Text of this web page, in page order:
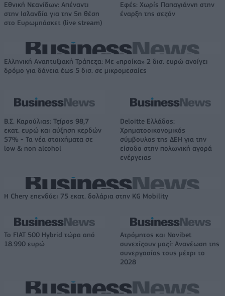
Εθνική Νεανίδων: Απέναντι
στην Ισλανδία για την 5η θέση
στο Ευρωμπάσκετ (live stream)
Εφές: Χωρίς Παπαγιάννη στην
έναρξη της σεζόν
Ελληνική Αναπτυξιακή Τράπεζα: Με «προίκα» 2 δισ. ευρώ ανοίγει
δρόμο για δάνεια έως 5 δισ. σε μικρομεσαίες
Β.Σ. Καρούλιας: Τζίρος 98,7
εκατ. ευρώ και αύξηση κερδών
57% - Τα νέα στοιχήματα σε
low & non alcohol
Deloitte Ελλάδος:
Χρηματοοικονομικός
σύμβουλος της ΔΕΗ για την
είσοδο στην πολωνική αγορά
ενέργειας
Η Chery επενδύει 75 εκατ. δολάρια στην KG Mobility
Το FIAT 500 Hybrid τώρα από
18.990 ευρώ
Ατρόμητος και Novibet
συνεχίζουν μαζί: Ανανέωση της
συνεργασίας τους μέχρι το
2028